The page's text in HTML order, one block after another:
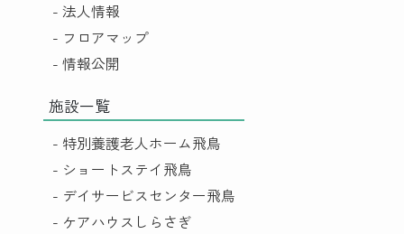
- 法人情報
- フロアマップ
- 情報公開
施設一覧
- 特別養護老人ホーム飛鳥
- ショートステイ飛鳥
- デイサービスセンター飛鳥
- ケアハウスしらさぎ